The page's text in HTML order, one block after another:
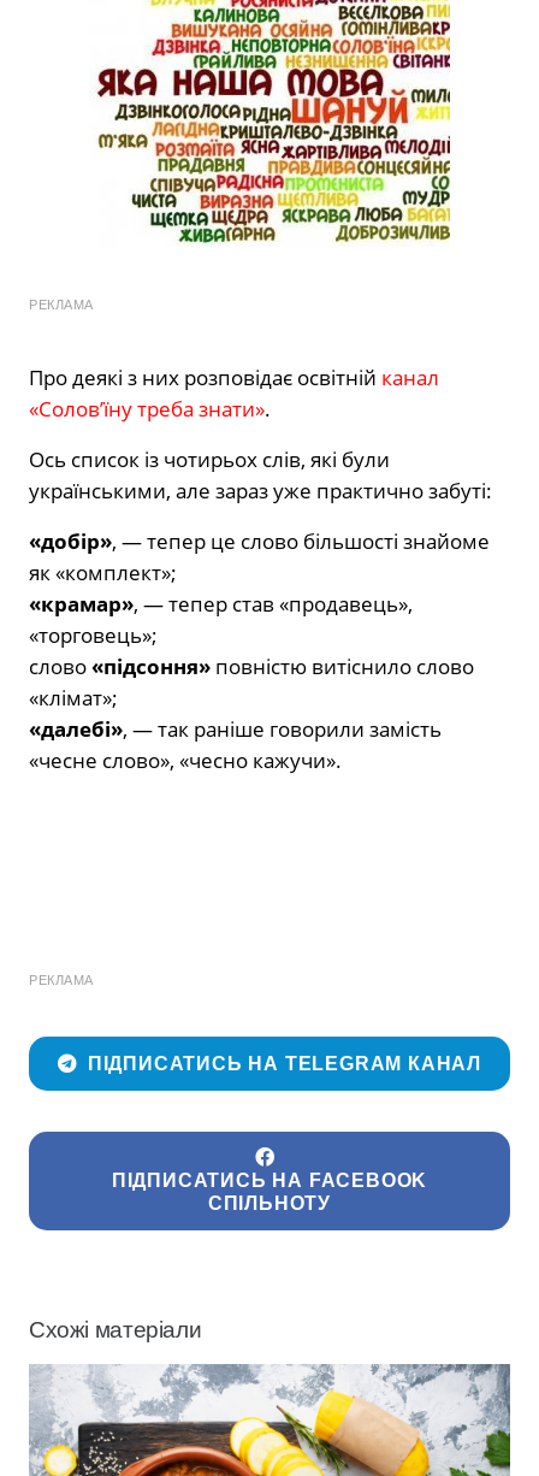
РЕКЛАМА
Про деякі з них розповідає освітній канал
«Солов’їну треба знати».
Ось список із чотирьох слів, які були
українськими, але зараз уже практично забуті:
«добір», — тепер це слово більшості знайоме
як «комплект»;
«крамар», — тепер став «продавець»,
«торговець»;
слово«підсоння» повністю витіснило слово
«клімат»;
«далебі», — так раніше говорили замість
«чесне слово», «чесно кажучи».
РЕКЛАМА
ПІДПИСАТИСЬ НА TELEGRAM КАНАЛ
ПІДПИСАТИСЬ НА FACEBOOK
СПІЛЬНОТУ
Схожі матеріали